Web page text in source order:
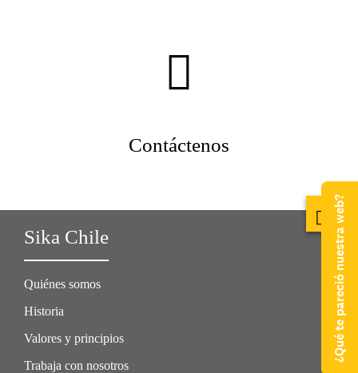
Contáctenos
Sika Chile
Quiénes somos
Historia
Valores y principios
Trabaja con nosotros
¿Qué te pareció nuestra web?